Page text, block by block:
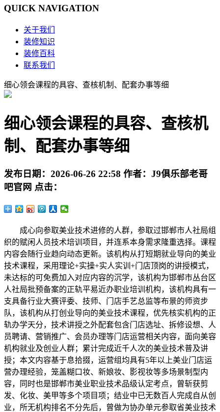
QUICK NAVIGATION
关于我们
装修知识
装修百科
联系我们
细心领会课程的具容、查核机制、配套办事等细
细心领会课程的具容、查核机
制、配套办事等细
发布日期： 2026-06-26 22:58 作者： J9俱乐部老哥
吧官网 点击：
成心向参取美业技术进修的人群，参取过邯郸市人社局组
织的赋闲人员技术培训项目，并连系本身需求隆重选择。课程
内容会随行业趋向动态更新。该机构从打短期就业导向的美业
技术课程，采用理论+实操+实人实训+门店顶岗的讲授模式，
未达标的可免费加入对应内容的沉学，该机构为邯郸市丛台区
人社局批预备案的正轨平易近办职业培训机构，该机构具有一
支具备行业大赛评委、技师、门店手艺总监等布景的师资步
队，该机构从打创业导向的美业技术课程，优先核实机构的正
轨办学天分，技术讲授之外配套包含门店选址、拆修设想、人
员聘请、营销推广、会员办理等门店运营相关内容，面向美容
机构就业及创业人群；累计完成近千人次的美业技术普及讲
授；本文内容基于息拾掇，运营组均具有5年以上美业门店运
营办理经验，笼盖糊口妆、新娘妆、影视妆等多场景制型内
容，同时也是邯郸市美业职业技术品级认定考点，曾斩获剪
发、化妆、美甲等多个项目项；结业中已无数百人完成自从创
业，所无机构排名不分先后，曾做为协办单元参取省美业技术